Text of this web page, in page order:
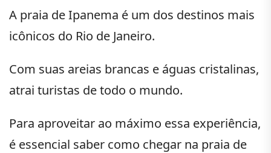
A praia de Ipanema é um dos destinos mais
icônicos do Rio de Janeiro.
Com suas areias brancas e águas cristalinas,
atrai turistas de todo o mundo.
Para aproveitar ao máximo essa experiência,
é essencial saber como chegar na praia de